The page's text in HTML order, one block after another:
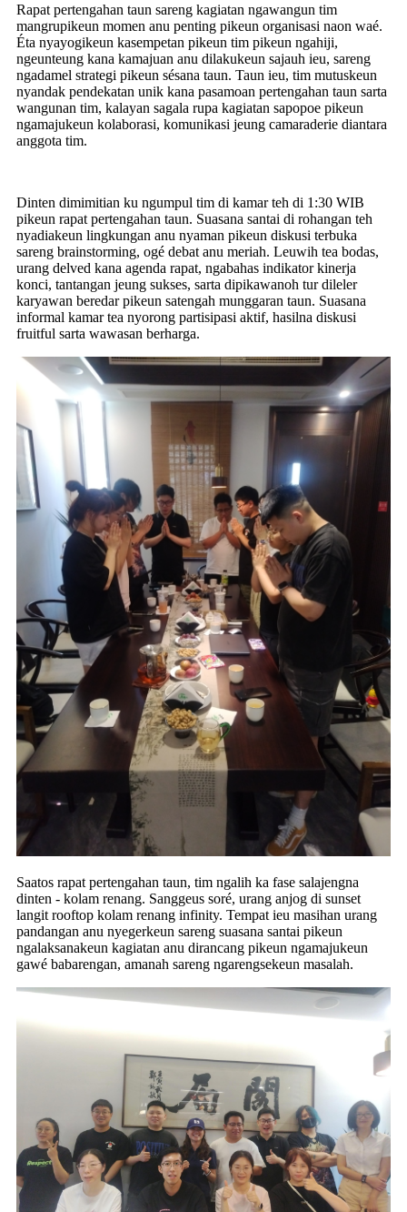
Rapat pertengahan taun sareng kagiatan ngawangun tim
mangrupikeun momen anu penting pikeun organisasi naon waé.
Éta nyayogikeun kasempetan pikeun tim pikeun ngahiji,
ngeunteung kana kamajuan anu dilakukeun sajauh ieu, sareng
ngadamel strategi pikeun sésana taun. Taun ieu, tim mutuskeun
nyandak pendekatan unik kana pasamoan pertengahan taun sarta
wangunan tim, kalayan sagala rupa kagiatan sapopoe pikeun
ngamajukeun kolaborasi, komunikasi jeung camaraderie diantara
anggota tim.
Dinten dimimitian ku ngumpul tim di kamar teh di 1:30 WIB
pikeun rapat pertengahan taun. Suasana santai di rohangan teh
nyadiakeun lingkungan anu nyaman pikeun diskusi terbuka
sareng brainstorming, ogé debat anu meriah. Leuwih tea bodas,
urang delved kana agenda rapat, ngabahas indikator kinerja
konci, tantangan jeung sukses, sarta dipikawanoh tur dileler
karyawan beredar pikeun satengah munggaran taun. Suasana
informal kamar tea nyorong partisipasi aktif, hasilna diskusi
fruitful sarta wawasan berharga.
Saatos rapat pertengahan taun, tim ngalih ka fase salajengna
dinten - kolam renang. Sanggeus soré, urang anjog di sunset
langit rooftop kolam renang infinity. Tempat ieu masihan urang
pandangan anu nyegerkeun sareng suasana santai pikeun
ngalaksanakeun kagiatan anu dirancang pikeun ngamajukeun
gawé babarengan, amanah sareng ngarengsekeun masalah.